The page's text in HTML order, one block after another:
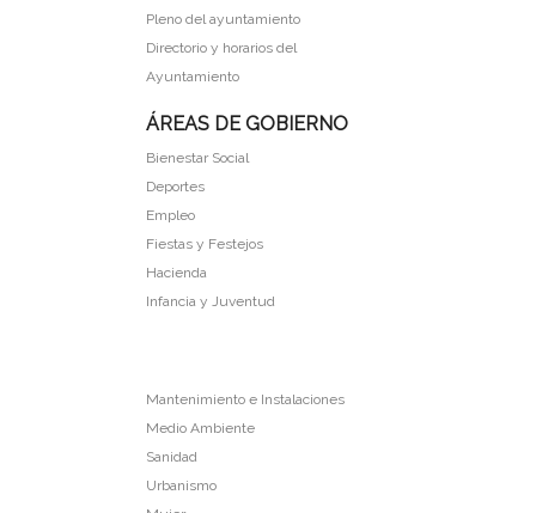
Pleno del ayuntamiento
Directorio y horarios del
Ayuntamiento
ÁREAS DE GOBIERNO
Bienestar Social
Deportes
Empleo
Fiestas y Festejos
Hacienda
Infancia y Juventud
Mantenimiento e Instalaciones
Medio Ambiente
Sanidad
Urbanismo